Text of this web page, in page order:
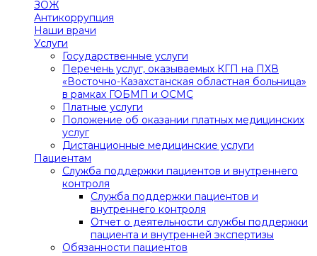
ЗОЖ
Антикоррупция
Наши врачи
Услуги
Государственные услуги
Перечень услуг, оказываемых КГП на ПХВ
«Восточно-Казахстанская областная больница»
в рамках ГОБМП и ОСМС
Платные услуги
Положение об оказании платных медицинских
услуг
Дистанционные медицинские услуги
Пациентам
Служба поддержки пациентов и внутреннего
контроля
Служба поддержки пациентов и
внутреннего контроля
Отчет о деятельности службы поддержки
пациента и внутренней экспертизы
Обязанности пациентов